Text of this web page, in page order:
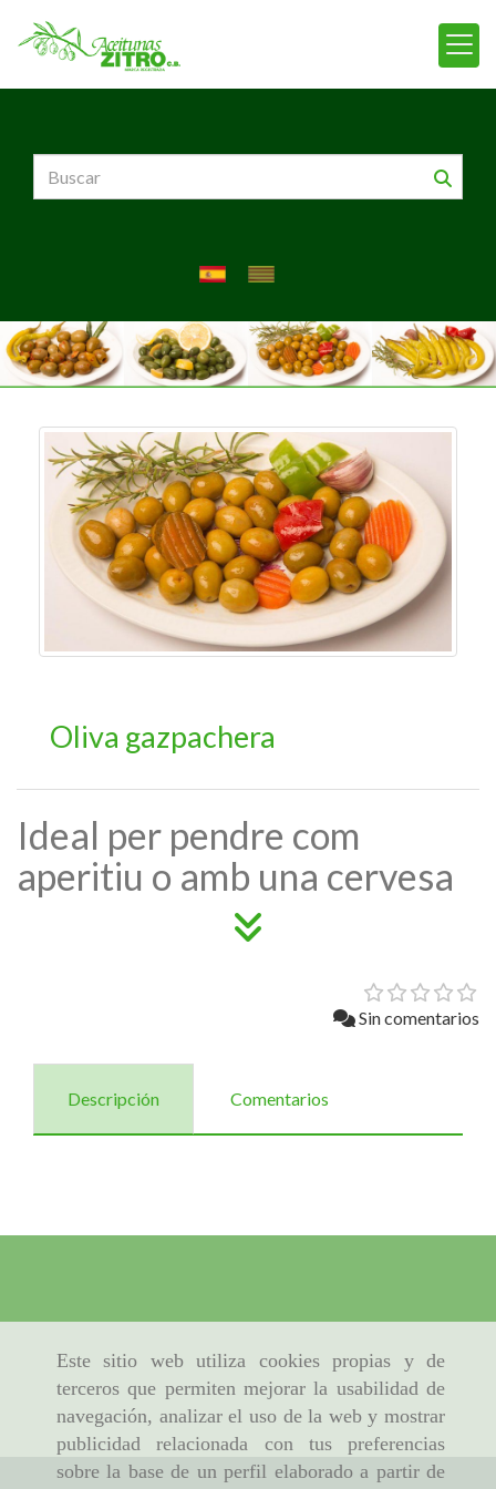
Este sitio web utiliza cookies propias y de
terceros que permiten mejorar la usabilidad de
navegación, analizar el uso de la web y mostrar
publicidad relacionada con tus preferencias
sobre la base de un perfil elaborado a partir de
Oliva gazpachera
Ideal per pendre com
aperitiu o amb una cervesa
Sin comentarios
Descripción Comentarios